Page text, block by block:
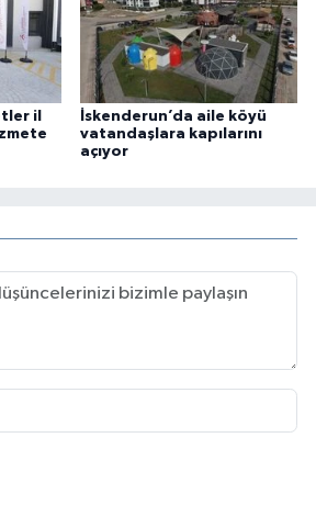
il
İskenderun’da aile köyü
vatandaşlara kapılarını
açıyor